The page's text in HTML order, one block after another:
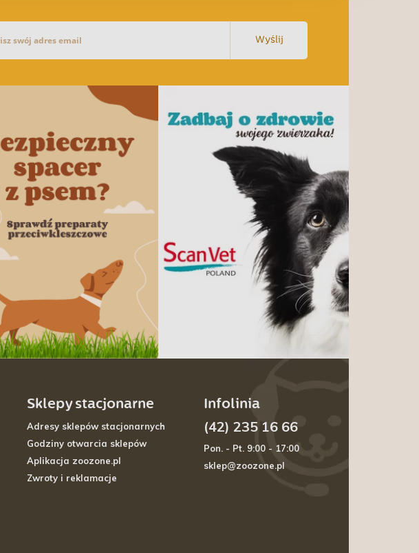
Wyślij
Sklepy stacjonarne
Adresy sklepów stacjonarnych
Godziny otwarcia sklepów
Aplikacja zoozone.pl
Zwroty i reklamacje
Infolinia
(42) 235 16 66
Pon. - Pt. 9:00 - 17:00
sklep@zoozone.pl